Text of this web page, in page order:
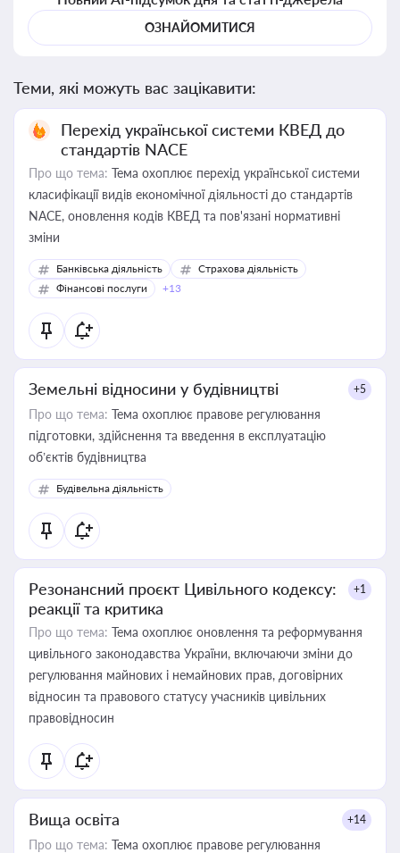
ОЗНАЙОМИТИСЯ
Теми, які можуть вас зацікавити:
Перехід української системи КВЕД до
стандартів NACE
Про що тема: Тема охоплює перехід української системи
класифікації видів економічної діяльності до стандартів
NACE, оновлення кодів КВЕД та пов'язані нормативні
зміни
Банківська діяльність
Страхова діяльність
Фінансові послуги
+13
Земельні відносини у будівництві +5
Про що тема: Тема охоплює правове регулювання
підготовки, здійснення та введення в експлуатацію
об’єктів будівництва
Будівельна діяльність
Резонансний проєкт Цивільного кодексу:
реакції та критика
+1
Про що тема: Тема охоплює оновлення та реформування
цивільного законодавства України, включаючи зміни до
регулювання майнових і немайнових прав, договірних
відносин та правового статусу учасників цивільних
правовідносин
Вища освіта +14
Про що тема: Тема охоплює правове регулювання